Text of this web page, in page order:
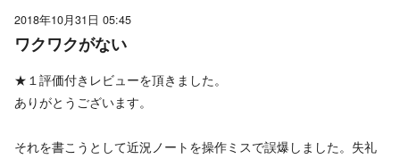
2018年10月31日 05:45
ワクワクがない
★１評価付きレビューを頂きました。
ありがとうございます。
それを書こうとして近況ノートを操作ミスで誤爆しました。失礼